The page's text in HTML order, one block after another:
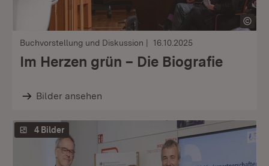
Buchvorstellung und Diskussion 16.10.2025
Im Herzen grün – Die Biografie
Bilder ansehen
4 Bilder